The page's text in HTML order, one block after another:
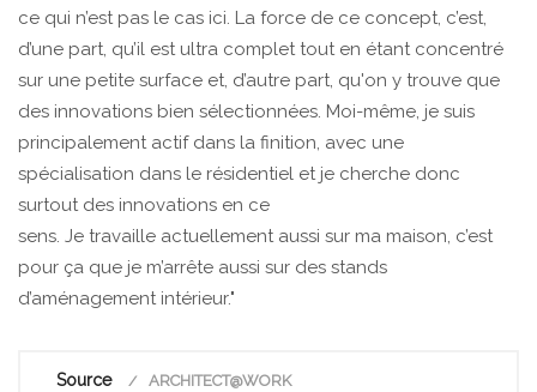
ce qui n’est pas le cas ici. La force de ce concept, c’est,
d’une part, qu’il est ultra complet tout en étant concentré
sur une petite surface et, d’autre part, qu'on y trouve que
des innovations bien sélectionnées. Moi-même, je suis
principalement actif dans la finition, avec une
spécialisation dans le résidentiel et je cherche donc
surtout des innovations en ce
sens. Je travaille actuellement aussi sur ma maison, c’est
pour ça que je m’arrête aussi sur des stands
d’aménagement intérieur."
Source ARCHITECT@WORK